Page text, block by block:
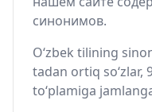
синонимов.
O‘zbek tilining
tadan ortiq so‘zlar,
to‘plamiga